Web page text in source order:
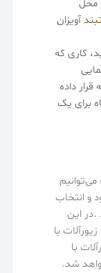
محل
آویزان
کاری که
داده
برای یک
می‌توانیم
و انتخاب
این
با
با
شد.